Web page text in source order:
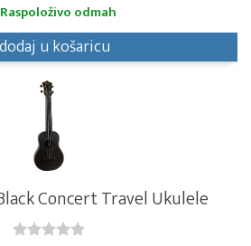
Raspoloživo odmah
dodaj u košaricu
Concert Travel Ukulele